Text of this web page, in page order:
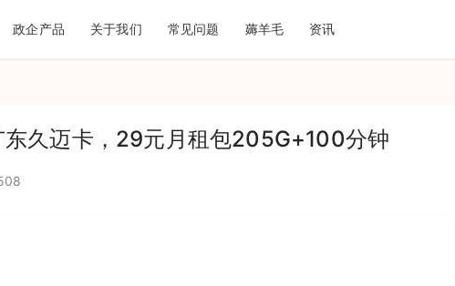
政企产品 关于我们 常见问题 薅羊毛 资讯
久迈卡，29元月租包205G+100分钟